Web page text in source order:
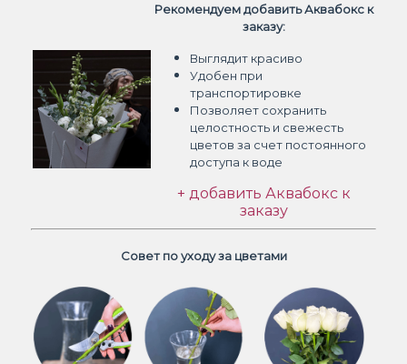
Рекомендуем добавить Аквабокс к
заказу:
Выглядит красиво
Удобен при
транспортировке
Позволяет сохранить
целостность и свежесть
цветов за счет постоянного
доступа к воде
+ добавить Аквабокс к
заказу
Совет по уходу за цветами